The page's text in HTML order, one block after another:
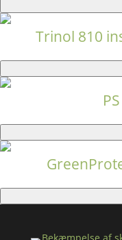
Trinol 810